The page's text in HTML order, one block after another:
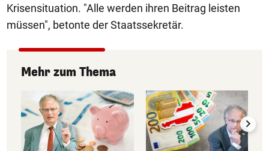
Krisensituation. "Alle werden ihren Beitrag leisten
müssen", betonte der Staatssekretär.
Mehr zum Thema